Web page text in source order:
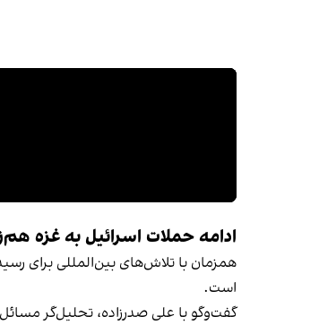
ادامه حملات اسرائیل به غزه
همزمان با تلاش‌های بین‌المللی برای
است.
گفت‌وگو با علی صدرزاده، تحلیل‌گر مسائل